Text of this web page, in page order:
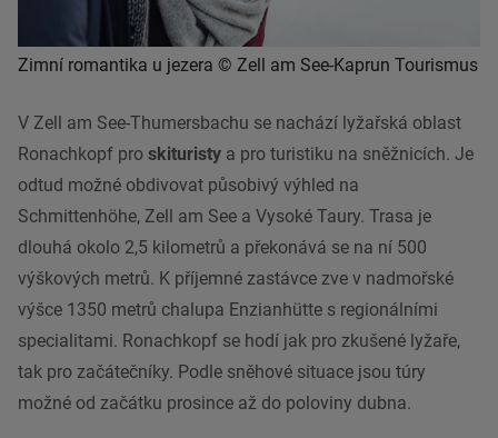
Zimní romantika u jezera © Zell am See-Kaprun Tourismus
V Zell am See-Thumersbachu se nachází lyžařská oblast
Ronachkopf pro skituristy a pro turistiku na sněžnicích. Je
odtud možné obdivovat působivý výhled na
Schmittenhöhe, Zell am See a Vysoké Taury. Trasa je
dlouhá okolo 2,5 kilometrů a překonává se na ní 500
výškových metrů. K příjemné zastávce zve v nadmořské
výšce 1350 metrů chalupa Enzianhütte s regionálními
specialitami. Ronachkopf se hodí jak pro zkušené lyžaře,
tak pro začátečníky. Podle sněhové situace jsou túry
možné od začátku prosince až do poloviny dubna.